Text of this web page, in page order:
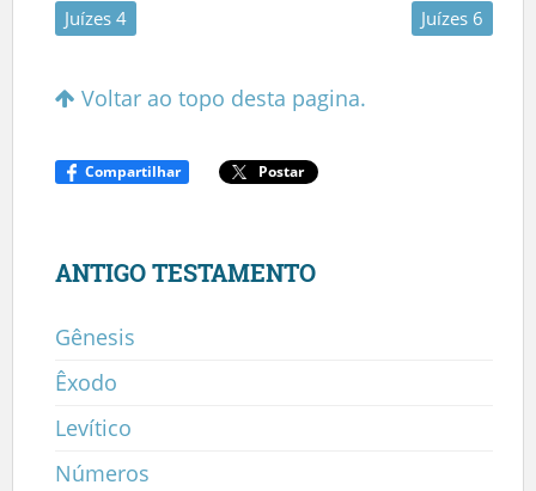
Juízes 4 Juízes 6
Voltar ao topo desta pagina.
Compartilhar Postar
ANTIGO TESTAMENTO
Gênesis
Êxodo
Levítico
Números